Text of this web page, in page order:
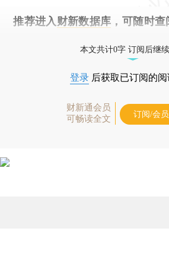
推荐进入 财新数据库 ，可随时
本文共计0字 订阅后继
登录 后获取已订阅的
财新通会员
可畅读全文
订阅/会